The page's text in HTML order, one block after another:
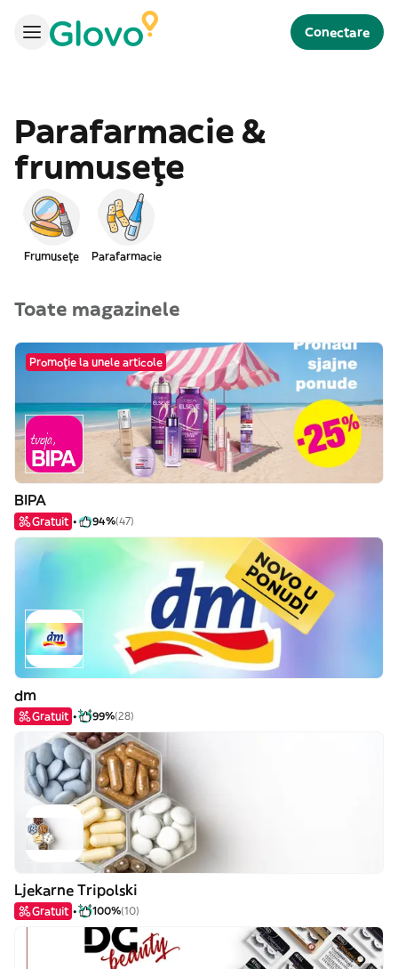
Conectare
Parafarmacie &
frumusețe
Frumusețe Parafarmacie
Toate magazinele
Promoție la unele articole
BIPA
Gratuit 94%(47)
dm
Gratuit 99%(28)
Ljekarne Tripolski
Gratuit 100%(10)